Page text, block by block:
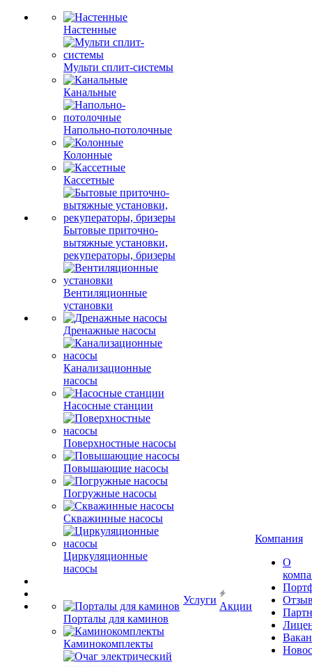
Настенные
Мульти сплит-системы
Канальные
Напольно-потолочные
Колонные
Кассетные
Бытовые приточно-
вытяжные установки,
рекуператоры, бризеры
Вентиляционные
установки
Дренажные насосы
Канализационные
насосы
Насосные станции
Поверхностные насосы
Повышающие насосы
Погружные насосы
Скважинные насосы
Циркуляционные
насосы
Порталы для каминов
Каминокомплекты
Услуги
Акции
Компания
О